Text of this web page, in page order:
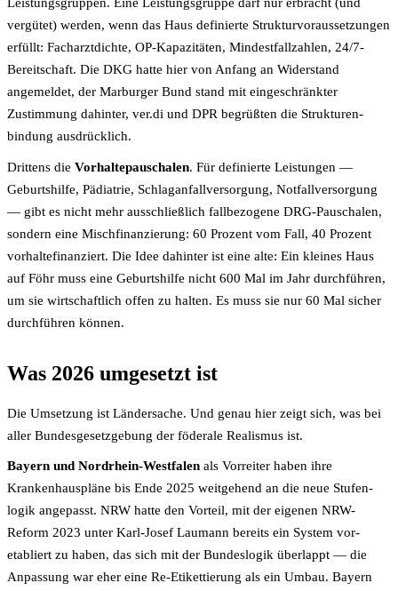
vergütet) werden, wenn das Haus definierte Struktur­voraussetzungen
erfüllt: Facharzt­dichte, OP-Kapazitäten, Mindest­fallzahlen, 24/7-
Bereitschaft. Die DKG hatte hier von Anfang an Widerstand
angemeldet, der Marburger Bund stand mit eingeschränkter
Zustimmung dahinter, ver.di und DPR begrüßten die Strukturen­
bindung ausdrücklich.
Drittens die Vorhaltepauschalen. Für definierte Leistungen —
Geburtshilfe, Pädiatrie, Schlaganfall­versorgung, Notfall­versorgung
— gibt es nicht mehr ausschließlich fall­bezogene DRG-Pauschalen,
sondern eine Mischfinanzierung: 60 Prozent vom Fall, 40 Prozent
vorhaltefinanziert. Die Idee dahinter ist eine alte: Ein kleines Haus
auf Föhr muss eine Geburts­hilfe nicht 600 Mal im Jahr durchführen,
um sie wirtschaftlich offen zu halten. Es muss sie nur 60 Mal sicher
durchführen können.
Was 2026 umgesetzt ist
Die Umsetzung ist Länder­sache. Und genau hier zeigt sich, was bei
aller Bundes­gesetzgebung der föderale Realismus ist.
Bayern und Nordrhein-Westfalen als Vorreiter haben ihre
Krankenhaus­pläne bis Ende 2025 weitgehend an die neue Stufen­
logik angepasst. NRW hatte den Vorteil, mit der eigenen NRW-
Reform 2023 unter Karl-Josef Laumann bereits ein System vor­
etabliert zu haben, das sich mit der Bundes­logik überlappt — die
Anpassung war eher eine Re-Etikettierung als ein Umbau. Bayern